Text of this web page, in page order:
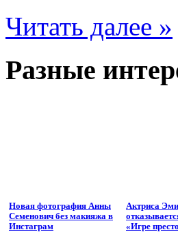
Читать далее »
Разные
Новая фотография Анны
Семенович без макияжа в
Инстаграм
Актриса
«Игре